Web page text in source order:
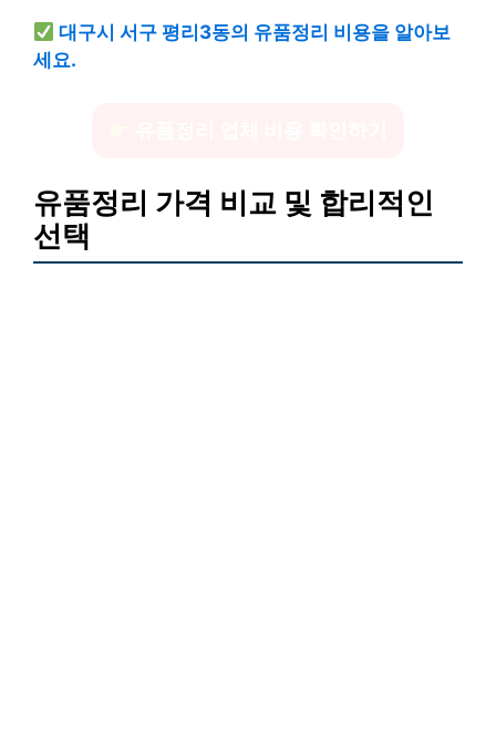
대구시 서구 평리3동의 유품정리 비용을 알아보
세요.
유품정리 가격 비교 및 합리적인
선택